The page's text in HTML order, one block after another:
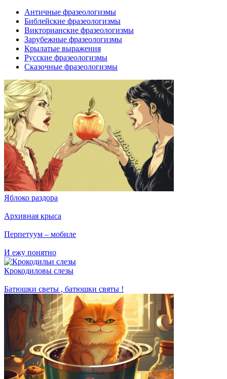
Античные фразеологизмы
Библейские фразеологизмы
Викторианские фразеологизмы
Зарубежные фразеологизмы
Крылатые выражения
Русские фразеологизмы
Сказочные фразеологизмы
Яблоко раздора
Архивная крыса
Перпетуум – мобиле
И ежу понятно
Крокодиловы слезы
Батюшки светы , батюшки святы !